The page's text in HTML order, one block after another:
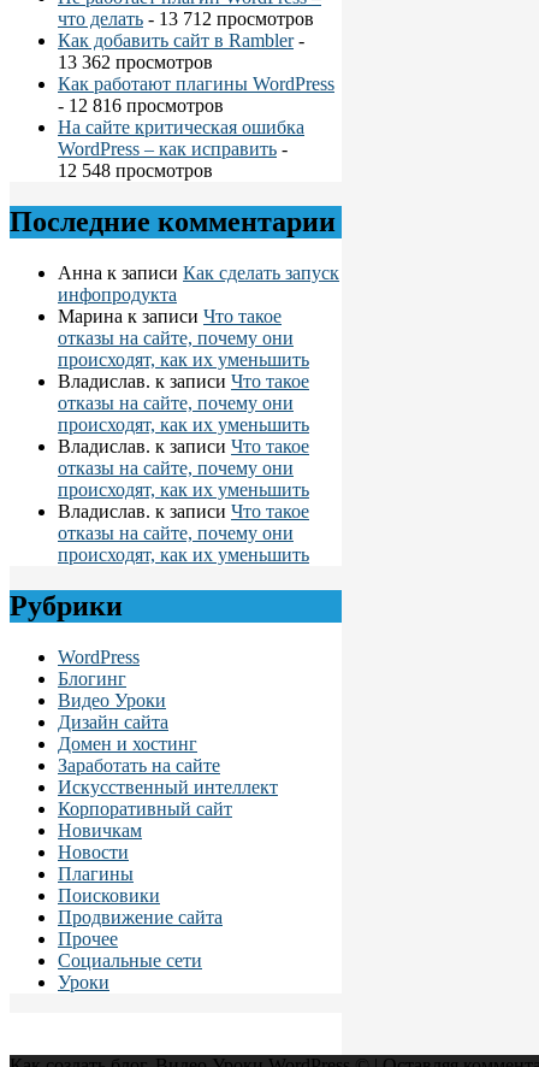
что делать - 13 712 просмотров
Как добавить сайт в Rambler-
13 362 просмотров
Как работают плагины WordPress
- 12 816 просмотров
На сайте критическая ошибка
WordPress – как исправить -
12 548 просмотров
Последние комментарии
Анна к записи Как сделать запуск
инфопродукта
Марина к записи Что такое
отказы на сайте, почему они
происходят, как их уменьшить
Владислав. к записи Что такое
отказы на сайте, почему они
происходят, как их уменьшить
Владислав. к записи Что такое
отказы на сайте, почему они
происходят, как их уменьшить
Владислав. к записи Что такое
отказы на сайте, почему они
происходят, как их уменьшить
Рубрики
WordPress
Блогинг
Видео Уроки
Дизайн сайта
Домен и хостинг
Заработать на сайте
Искусственный интеллект
Корпоративный сайт
Новичкам
Новости
Плагины
Поисковики
Продвижение сайта
Прочее
Социальные сети
Уроки